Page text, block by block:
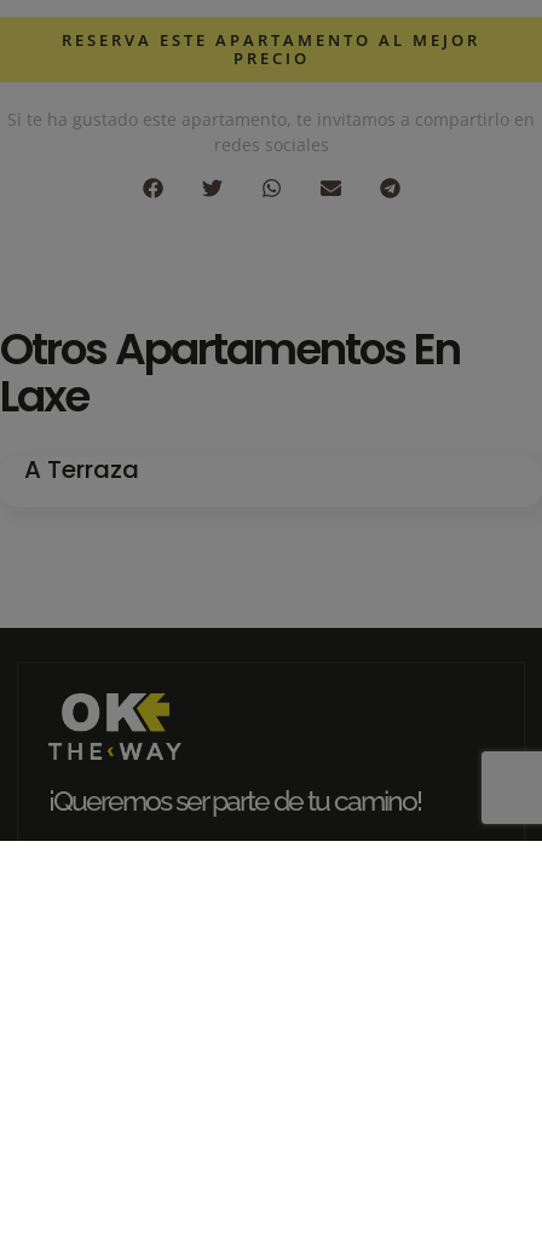
RESERVA ESTE APARTAMENTO AL MEJOR
PRECIO
Si te ha gustado este apartamento, te invitamos a compartirlo en
redes sociales
OtrosApartamentos En
Laxe
A Terraza
¡Queremos ser parte de tu camino!